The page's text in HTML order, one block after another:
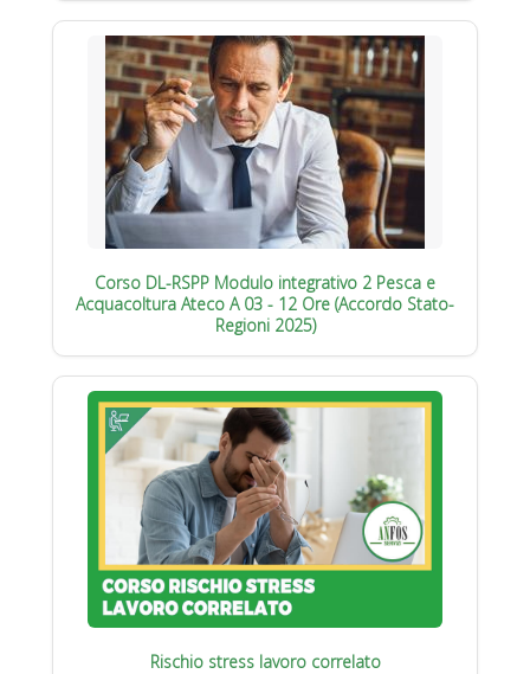
Corso DL-RSPP Modulo integrativo 2 Pesca e
Acquacoltura Ateco A 03 - 12 Ore (Accordo Stato-
Regioni 2025)
Rischio stress lavoro correlato